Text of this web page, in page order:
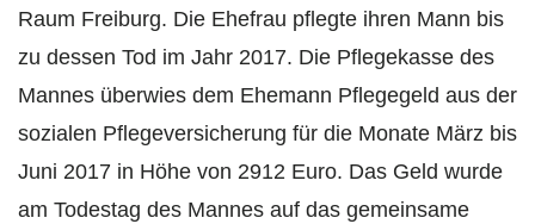
Raum Freiburg. Die Ehefrau pflegte ihren Mann bis
zu dessen Tod im Jahr 2017. Die Pflegekasse des
Mannes überwies dem Ehemann Pflegegeld aus der
sozialen Pflegeversicherung für die Monate März bis
Juni 2017 in Höhe von 2912 Euro. Das Geld wurde
am Todestag des Mannes auf das gemeinsame